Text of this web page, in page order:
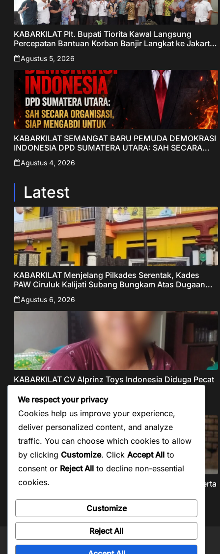
KABARKILAT Plt. Bupati Tiorita Kawal Langsung
Percepatan Bantuan Korban Banjir Langkat ke Jakarta
– Sentralberita
Agustus 5, 2026
KABARKILAT SEMANGAT BARU PEMUDA DEMOKRASI
INDONESIA DPD SUMATERA UTARA: SAH SECARA
ORGANISASI, SIAP MENGABDI UNTUK RAKYAT DAN
INDONESIA
Agustus 4, 2026
Latest
KABARKILAT Menjelang Pilkades Serentak, Kades
PAW Ciruluk Kalijati Subang Bungkam Atas Dugaan
Pungli dan Nepotisme Yang Disorot Warganet
Agustus 6, 2026
KABARKILAT CV Alprinz Toys Indonesia Diduga Pecat
Agustus 5, 2026
KABARKILAT Forkopemras Aceh Selatan Minta Peserta
Integritas, Bukan Kedekatan
Copyright © 2026 Kabar Kilat. Powered by
We respect your privacy
Cookies help us improve your experience,
deliver personalized content, and analyze
traffic. You can choose which cookies to allow
by clicking Customize. Click Accept All to
consent or Reject All to decline non-essential
cookies.
Customize
Reject All